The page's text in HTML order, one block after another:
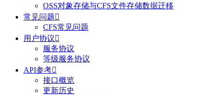
OSS对象存储与CFS文件存储数据迁移
常见问题
CFS常见问题
用户协议
服务协议
等级服务协议
API参考
接口概览
更新历史